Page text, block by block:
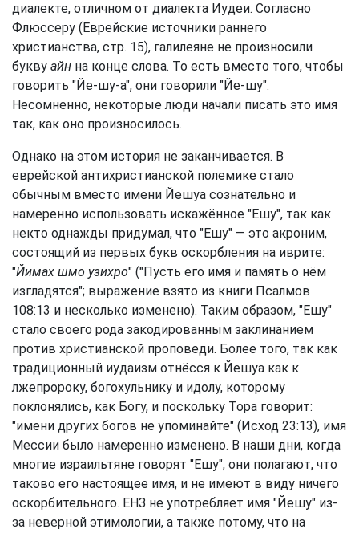
диалекте, отличном от диалекта Иудеи. Согласно
Флюссеру (Еврейские источники раннего
христианства, стр. 15), галилеяне не произносили
букву айн на конце слова. То есть вместо того, чтобы
говорить "Йе-шу-а", они говорили "Йе-шу".
Несомненно, некоторые люди начали писать это имя
так, как оно произносилось.
Однако на этом история не заканчивается. В
еврейской антихристианской полемике стало
обычным вместо имени Йешуа сознательно и
намеренно использовать искажённое "Ешу", так как
некто однажды придумал, что "Ешу" — это акроним,
состоящий из первых букв оскорбления на иврите:
"Йимах шмо узихро" ("Пусть его имя и память о нём
изгладятся"; выражение взято из книги Псалмов
108:13 и несколько изменено). Таким образом, "Ешу"
стало своего рода закодированным заклинанием
против христианской проповеди. Более того, так как
традиционный иудаизм отнёсся к Йешуа как к
лжепророку, богохульнику и идолу, которому
поклонялись, как Богу, и поскольку Тора говорит:
"имени других богов не упоминайте" (Исход 23:13), имя
Мессии было намеренно изменено. В наши дни, когда
многие израильтяне говорят "Ешу", они полагают, что
таково его настоящее имя, и не имеют в виду ничего
оскорбительного. ЕНЗ не употребляет имя "Йешу" из-
за неверной этимологии, а также потому, что на